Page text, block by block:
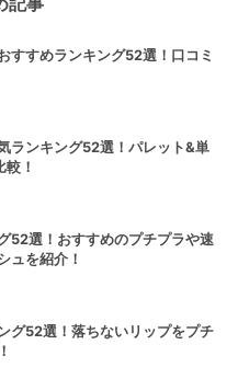
すすめランキング52選！口コミ
ランキング52選！パレット&単
！
52選！おすすめのプチプラや速
ュを紹介！
グ52選！落ちないリップをプチ